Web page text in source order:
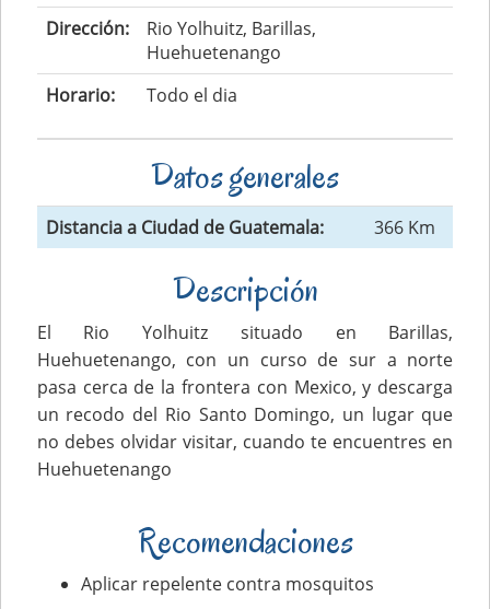
Dirección:
Rio Yolhuitz, Barillas,
Huehuetenango
Horario:
Todo el dia
Datos generales
Distancia a Ciudad de Guatemala: 366 Km
Descripción
El Rio Yolhuitz situado en Barillas,
Huehuetenango, con un curso de sur a norte
pasa cerca de la frontera con Mexico, y descarga
un recodo del Rio Santo Domingo, un lugar que
no debes olvidar visitar, cuando te encuentres en
Huehuetenango
Recomendaciones
Aplicar repelente contra mosquitos